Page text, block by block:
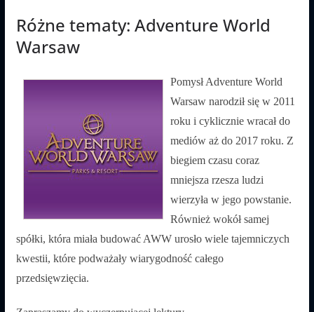
Różne tematy: Adventure World
Warsaw
Pomysł Adventure World
Warsaw narodził się w 2011
roku i cyklicznie wracał do
mediów aż do 2017 roku. Z
biegiem czasu coraz
mniejsza rzesza ludzi
wierzyła w jego powstanie.
Również wokół samej
spółki, która miała budować AWW urosło wiele tajemniczych
kwestii, które podważały wiarygodność całego
przedsięwzięcia.